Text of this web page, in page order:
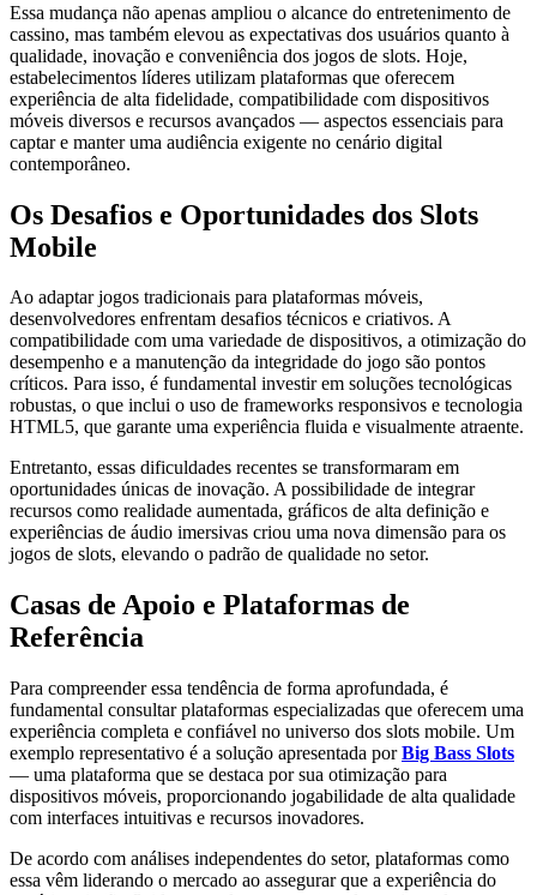
Essa mudança não apenas ampliou o alcance do entretenimento de
cassino, mas também elevou as expectativas dos usuários quanto à
qualidade, inovação e conveniência dos jogos de slots. Hoje,
estabelecimentos líderes utilizam plataformas que oferecem
experiência de alta fidelidade, compatibilidade com dispositivos
móveis diversos e recursos avançados — aspectos essenciais para
captar e manter uma audiência exigente no cenário digital
contemporâneo.
Os Desafios e Oportunidades dos Slots
Mobile
Ao adaptar jogos tradicionais para plataformas móveis,
desenvolvedores enfrentam desafios técnicos e criativos. A
compatibilidade com uma variedade de dispositivos, a otimização do
desempenho e a manutenção da integridade do jogo são pontos
críticos. Para isso, é fundamental investir em soluções tecnológicas
robustas, o que inclui o uso de frameworks responsivos e tecnologia
HTML5, que garante uma experiência fluida e visualmente atraente.
Entretanto, essas dificuldades recentes se transformaram em
oportunidades únicas de inovação. A possibilidade de integrar
recursos como realidade aumentada, gráficos de alta definição e
experiências de áudio imersivas criou uma nova dimensão para os
jogos de slots, elevando o padrão de qualidade no setor.
Casas de Apoio e Plataformas de
Referência
Para compreender essa tendência de forma aprofundada, é
fundamental consultar plataformas especializadas que oferecem uma
experiência completa e confiável no universo dos slots mobile. Um
exemplo representativo é a solução apresentada porBig Bass Slots
— uma plataforma que se destaca por sua otimização para
dispositivos móveis, proporcionando jogabilidade de alta qualidade
com interfaces intuitivas e recursos inovadores.
De acordo com análises independentes do setor, plataformas como
essa vêm liderando o mercado ao assegurar que a experiência do